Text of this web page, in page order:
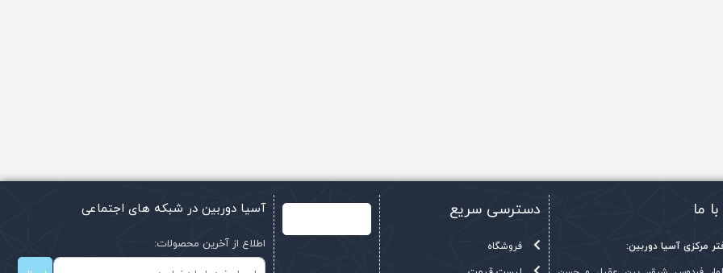
ما
مرکزی آسیا دوربین:
دسترسی سریع
فروشگاه
آسیا دوربین در شبکه های اجتماعی
اطلاع از آخرین محصولات: